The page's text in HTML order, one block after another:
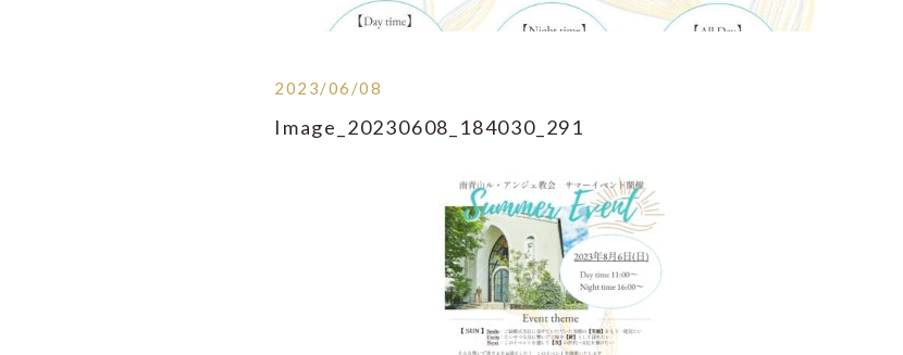
2023/06/08
Image_20230608_184030_291